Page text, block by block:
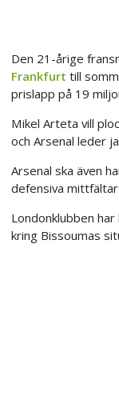
Den 21-årige
Frankfurt till
prislapp på 19
Mikel Arteta vill
och Arsenal leder
Arsenal ska även
defensiva
Londonklubben
kring Bissoumas